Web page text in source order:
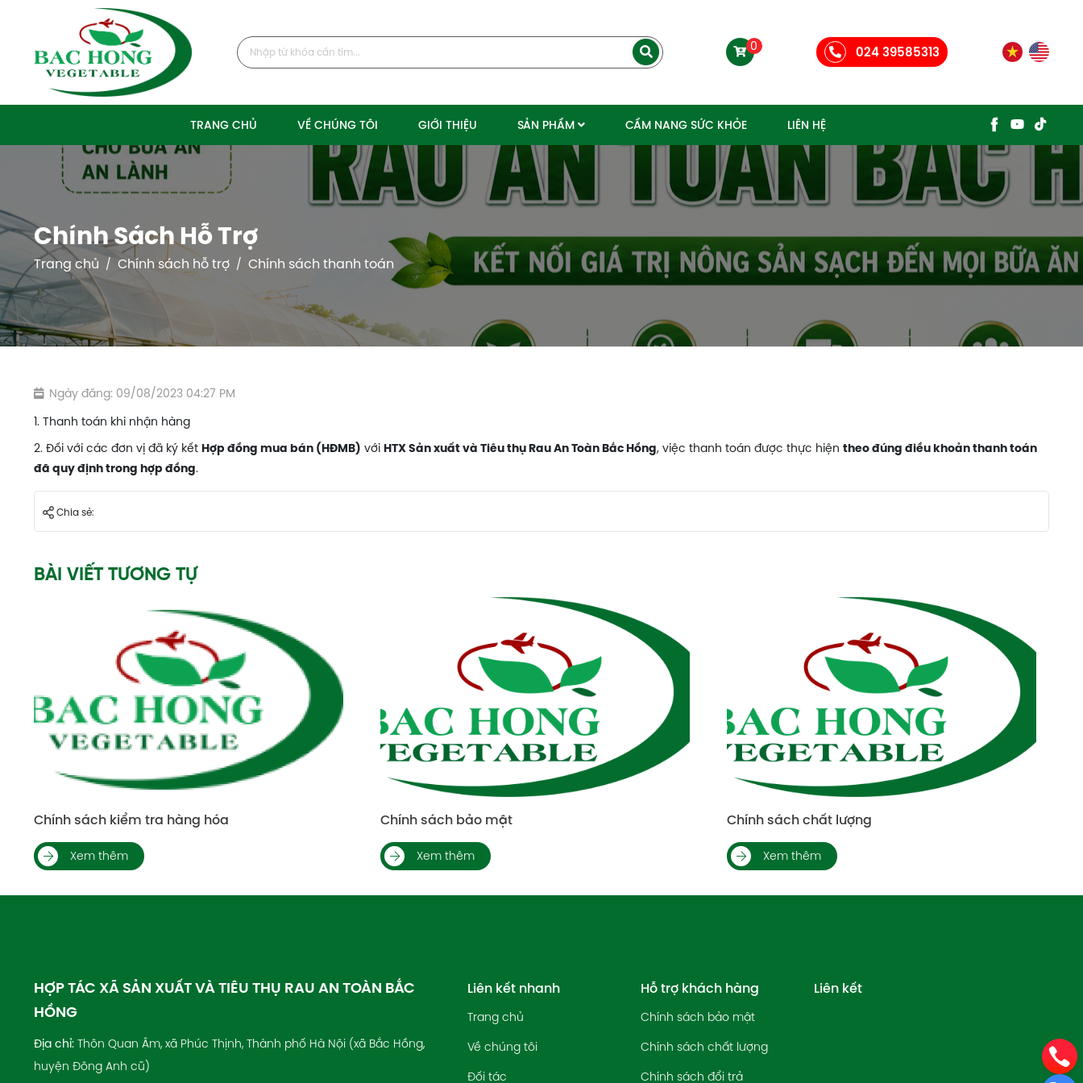
0 024 39585313
TRANG CHỦ VỀ CHÚNG TÔI GIỚI THIỆU SẢN PHẨM CẨM NANG SỨC KHỎE LIÊN HỆ
Chính Sách Hỗ Trợ
Trang chủ Chính sách hỗ trợ Chính sách thanh toán
Ngày đăng: 09/08/2023 04:27 PM
1. Thanh toán khi nhận hàng
2. Đối với các đơn vị đã ký kết Hợp đồng mua bán (HĐMB) với HTX Sản xuất và Tiêu thụ Rau An Toàn Bắc Hồng, việc thanh toán được thực hiện theo đúng điều khoản thanh toán
đã quy định trong hợp đồng.
Chia sẻ:
BÀI VIẾT TƯƠNG TỰ
Chính sách bảo mật
HỢP TÁC XÃ SẢN XUẤT VÀ TIÊU THỤ RAU AN TOÀN BẮC
HỒNG
Địa chỉ: Thôn Quan Âm, xã Phúc Thịnh, Thành phố Hà Nội (xã Bắc Hồng,
huyện Đông Anh cũ)
Liên kết nhanh
Trang chủ
Về chúng tôi
Đối tác
Hỗ trợ khách hàng
Chính sách bảo mật
Chính sách chất lượng
Chính sách đổi trả
Liên kết